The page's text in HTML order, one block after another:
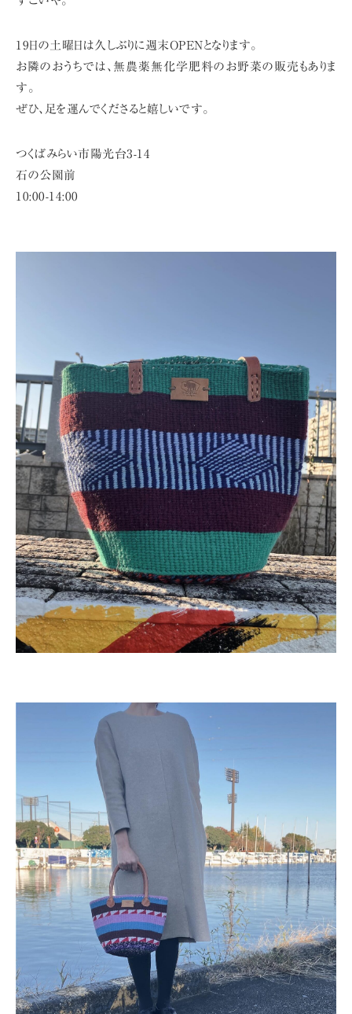
19日の土曜日は久しぶりに週末OPENとなります。
お隣のおうちでは、無農薬無化学肥料のお野菜の販売もありま
す。
ぜひ、足を運んでくださると嬉しいです。
つくばみらい市陽光台3-14
石の公園前
10:00-14:00